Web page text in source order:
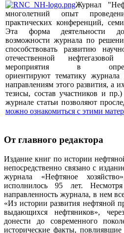
Журнал
многолетний опыт
практических конференций,
Эта форма деятельности
возможности журнала по
способствовать развитию
отечественной
мероприятия в
ориентируют тематику
направлениям этого развития, а
тезисы, состав участников и
журнале статьи позволяют
можно ознакомиться с этими
От главного редактора
Издание книг по истории
непосредственно связано с
журнала «Нефтяное
исполнилось 95 лет.
направленность журнала, в нем
«Из истории развития нефтяной
выдающихся нефтяников»,
донести до современного
исторические факты, повлиявшие